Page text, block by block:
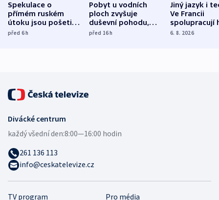
Spekulace o
přímém ruském
útoku jsou pošetilé,
míní estonský
před 6h
Pobyt u vodních
ploch zvyšuje
duševní pohodu,
ukázala
před 16h
Jiný jazyk i
Ve Francii
spolupracují
různých zemí
6. 8. 2026
TV program Pro média
Divácké centrum
každý všední den:8:00—16:00 hodin
261 136 113
info@ceskatelevize.cz